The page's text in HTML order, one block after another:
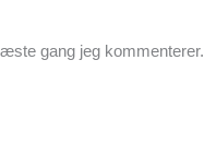
gang jeg kommenterer.